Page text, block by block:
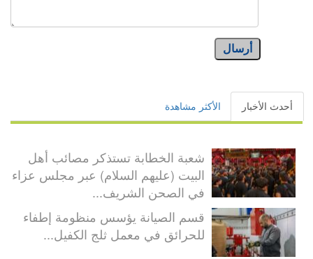
أرسال
أحدث الأخبار الأكثر مشاهدة
شعبة الخطابة تستذكر مصائب أهل
البيت (عليهم السلام) عبر مجلس عزاء
في الصحن الشريف...
قسم الصيانة يؤسس منظومة إطفاء
للحرائق في معمل ثلج الكفيل...